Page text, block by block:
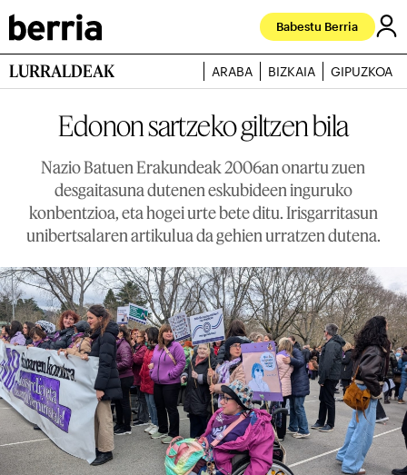
Babestu Berria
LURRALDEAK ARABA BIZKAIA GIPUZKOA
Edonon sartzeko giltzen bila
Nazio Batuen Erakundeak 2006an onartu zuen
desgaitasuna dutenen eskubideen inguruko
konbentzioa, eta hogei urte bete ditu. Irisgarritasun
unibertsalaren artikulua da gehien urratzen dutena.